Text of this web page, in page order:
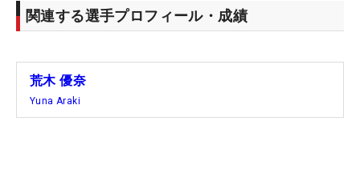
立場になっているかもしれない。（文・田中宏治）
関連する選手プロフィール・成績
荒木 優奈
Yuna Araki